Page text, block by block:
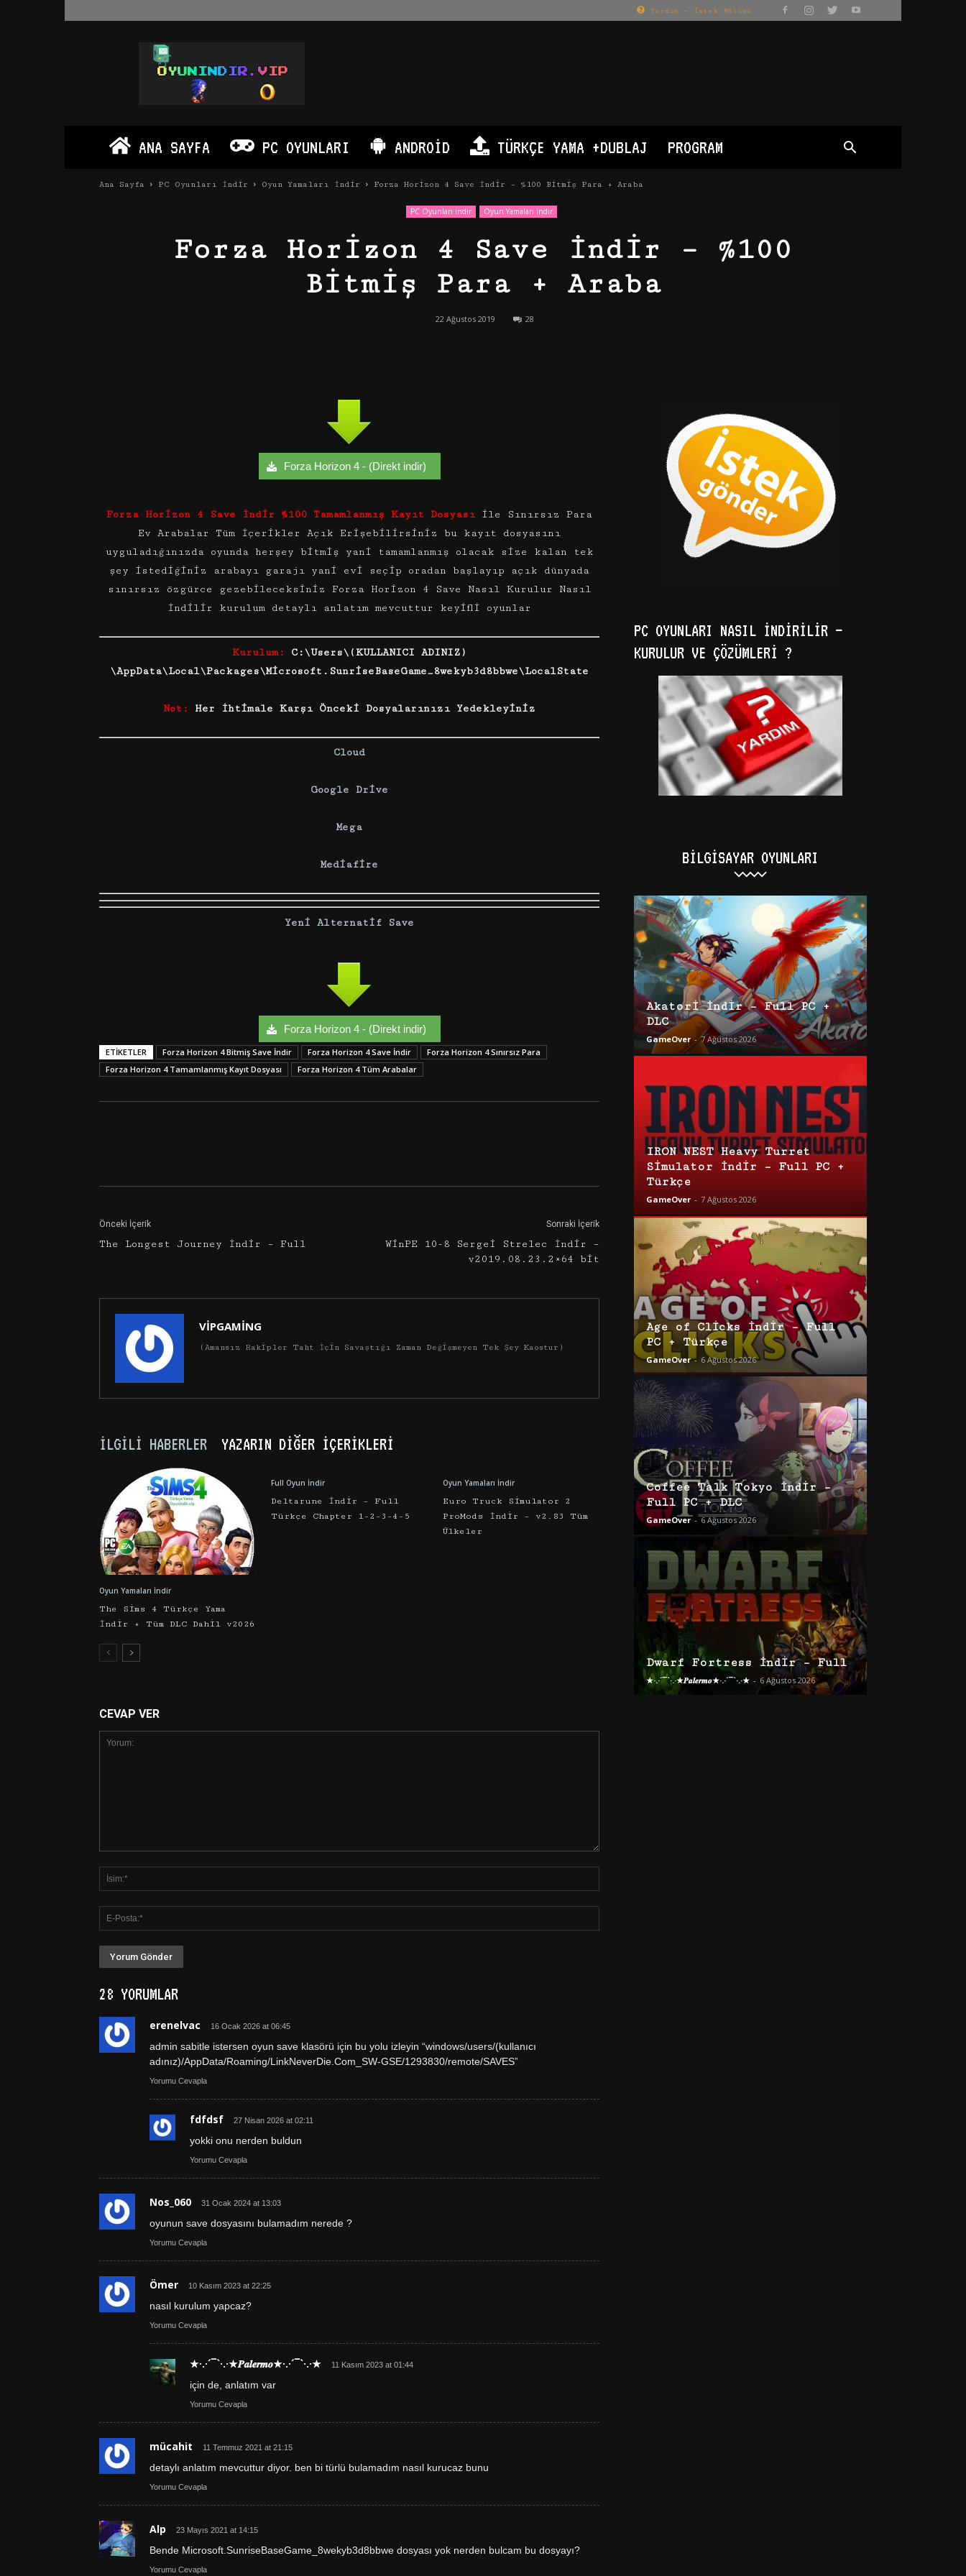
Yardım – İstek Bölümü
Oyun
İndir
PC
Android
ANA SAYFA PC OYUNLARI ANDROID TÜRKÇE YAMA +DUBLAJ PROGRAM
Ana Sayfa PC Oyunları İndir Oyun Yamaları İndir Forza Horizon 4 Save İndir – %100 Bitmiş Para + Araba
PC Oyunları İndir Oyun Yamaları İndir
Forza Horizon 4 Save İndir – %100
Bitmiş Para + Araba
22 Ağustos 2019 28
Forza Horizon 4 - (Direkt indir)
Forza Horizon 4 Save İndir %100 Tamamlanmış Kayıt Dosyasıile Sınırsız Para
Ev Arabalar Tüm İçerikler Açık Erişebilirsiniz bu kayıt dosyasını
uyguladığınızda oyunda herşey bitmiş yani tamamlanmış olacak size kalan tek
şey istediğiniz arabayı garajı yani evi seçip oradan başlayıp açık dünyada
sınırsız özgürce gezebileceksiniz Forza Horizon 4 Save Nasıl Kurulur Nasıl
İndilir kurulum detaylı anlatım mevcuttur keyifli oyunlar
Kurulum:
C:\Users\(KULLANICI ADINIZ)
\AppData\Local\Packages\Microsoft.SunriseBaseGame_8wekyb3d8bbwe\LocalState
Not: Her İhtimale Karşı Önceki Dosyalarınızı Yedekleyiniz
Cloud
Google Drive
Mega
Mediafire
Yeni Alternatif Save
Forza Horizon 4 - (Direkt indir)
ETIKETLER Forza Horizon 4 Bitmiş Save İndir Forza Horizon 4 Save İndir
Forza Horizon 4 Sınırsız Para
Forza Horizon 4 Tamamlanmış Kayıt Dosyası
Forza Horizon 4 Tüm Arabalar
Önceki İçerik
The Longest Journey İndir – Full
Sonraki İçerik
WinPE 10-8 Sergei Strelec İndir –
v2019.08.23.2×64 bit
VİPGAMİNG
(Amansız Rakipler Taht İçin Savaştığı Zaman Değişmeyen Tek Şey Kaostur)
İLGILI HABERLER YAZARIN DIĞER İÇERIKLERI
Oyun Yamaları İndir
The Sims 4 Türkçe Yama
İndir + Tüm DLC Dahil v2026
Full Oyun İndir
Deltarune İndir – Full
Türkçe Chapter 1-2-3-4-5
Oyun Yamaları İndir
Euro Truck Simulator 2
ProMods İndir – v2.83 Tüm
Ülkeler
CEVAP VER
28 YORUMLAR
erenelvac 16 Ocak 2026 at 06:45
admin sabitle istersen oyun save klasörü için bu yolu izleyin “windows/users/(kullanıcı
adınız)/AppData/Roaming/LinkNeverDie.Com_SW-GSE/1293830/remote/SAVES”
Yorumu Cevapla
fdfdsf 27 Nisan 2026 at 02:11
yokki onu nerden buldun
Yorumu Cevapla
Nos_060 31 Ocak 2024 at 13:03
oyunun save dosyasını bulamadım nerede ?
Yorumu Cevapla
Ömer 10 Kasım 2023 at 22:25
nasıl kurulum yapcaz?
Yorumu Cevapla
★·.·´¯`·.·★𝑷𝒂𝒍𝒆𝒓𝒎𝒐★·.·´¯`·.·★ 11 Kasım 2023 at 01:44
için de, anlatım var
Yorumu Cevapla
mücahit 11 Temmuz 2021 at 21:15
detaylı anlatım mevcuttur diyor. ben bi türlü bulamadım nasıl kurucaz bunu
Yorumu Cevapla
Alp 23 Mayıs 2021 at 14:15
Bende Microsoft.SunriseBaseGame_8wekyb3d8bbwe dosyası yok nerden bulcam bu dosyayı?
Yorumu Cevapla
PC OYUNLARI NASIL İNDIRILIR –
KURULUR VE ÇÖZÜMLERI ?
BILGISAYAR OYUNLARI
Akatori İndir – Full PC +
DLC
GameOver - 7 Ağustos 2026
IRON NEST Heavy Turret
Simulator İndir – Full PC +
Türkçe
GameOver - 7 Ağustos 2026
Age of Clicks İndir – Full
PC + Türkçe
GameOver - 6 Ağustos 2026
Coffee Talk Tokyo İndir –
Full PC + DLC
GameOver - 6 Ağustos 2026
Dwarf Fortress İndir – Full
★·.·´¯`·.·★𝑷𝒂𝒍𝒆𝒓𝒎𝒐★·.·´¯`·.·★ - 6 Ağustos 2026